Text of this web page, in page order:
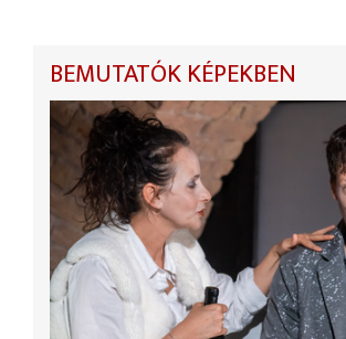
BEMUTATÓK KÉPEKBEN